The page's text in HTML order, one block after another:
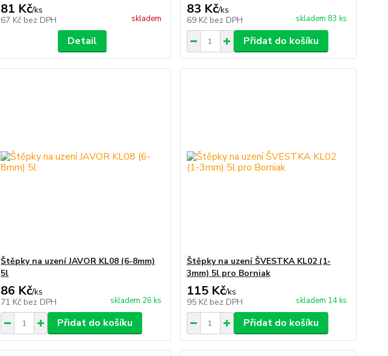
81 Kč/ks
67 Kč bez DPH skladem
Detail
83 Kč/ks
69 Kč bez DPH skladem 83 ks
Přidat do košíku
Štěpky na uzení JAVOR KL08 (6-8mm)
5l
86 Kč/ks
71 Kč bez DPH skladem 26 ks
Přidat do košíku
Štěpky na uzení ŠVESTKA KL02 (1-
3mm) 5l pro Borniak
115 Kč/ks
95 Kč bez DPH skladem 14 ks
Přidat do košíku